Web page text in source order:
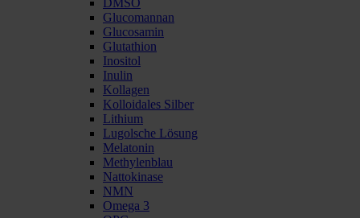
DMSO
Glucomannan
Glucosamin
Glutathion
Inositol
Inulin
Kollagen
Kolloidales Silber
Lithium
Lugolsche Lösung
Melatonin
Methylenblau
Nattokinase
NMN
Omega 3